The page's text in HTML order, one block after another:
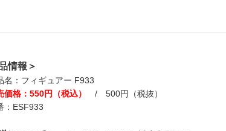
情報＞
：フィギュアー F933
格：550円（税込）
/ 500円（税抜）
ESF933